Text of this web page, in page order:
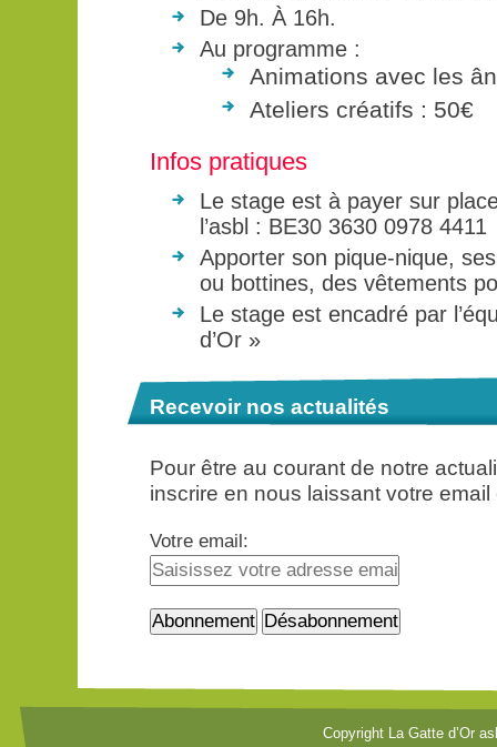
De 9h. À 16h.
Au programme :
Animations avec les
Ateliers créatifs : 50€
Infos pratiques
Le stage est à payer sur
l’asbl : BE30 3630 0978 4411
Apporter son pique-nique,
ou bottines, des vêtements
Le stage est encadré par
d’Or »
Recevoir nos actualités
Pour être au courant de notre
inscrire en nous laissant votre
Votre email:
Copyright La Gatte d’Or